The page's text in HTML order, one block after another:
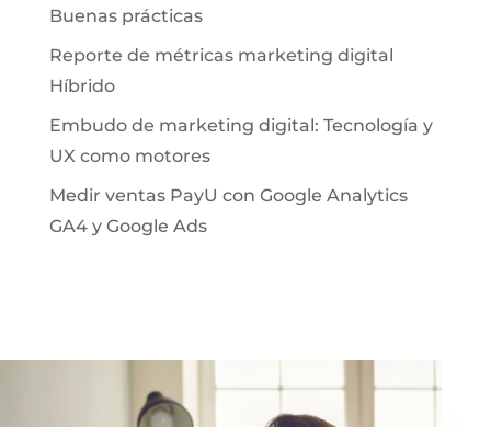
Buenas prácticas
Reporte de métricas marketing digital
Híbrido
Embudo de marketing digital: Tecnología y
UX como motores
Medir ventas PayU con Google Analytics
GA4 y Google Ads